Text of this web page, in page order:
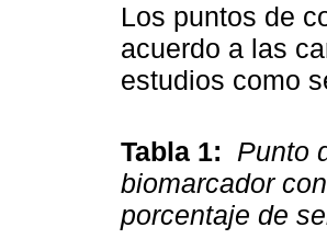
Los puntos de
acuerdo a las
estudios como
Tabla 1:
Punto
biomarcador
porcentaje de